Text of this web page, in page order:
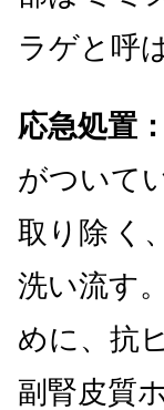
ラゲと呼
応急処置：
がついて
取り除 く
洗い流す
めに、抗ヒ
副腎皮質